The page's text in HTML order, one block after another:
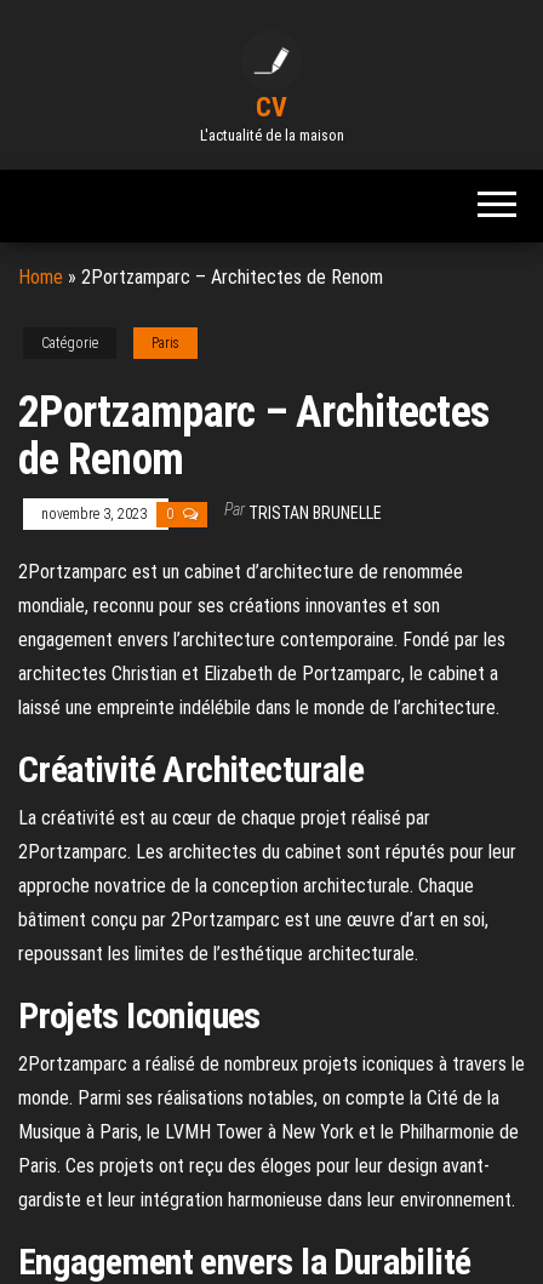
CV
L'actualité de la maison
Home » 2Portzamparc – Architectes de Renom
Catégorie Paris
2Portzamparc – Architectes
de Renom
novembre 3, 2023 0 ParTRISTAN BRUNELLE
2Portzamparc est un cabinet d’architecture de renommée
mondiale, reconnu pour ses créations innovantes et son
engagement envers l’architecture contemporaine. Fondé par les
architectes Christian et Elizabeth de Portzamparc, le cabinet a
laissé une empreinte indélébile dans le monde de l’architecture.
Créativité Architecturale
La créativité est au cœur de chaque projet réalisé par
2Portzamparc. Les architectes du cabinet sont réputés pour leur
approche novatrice de la conception architecturale. Chaque
bâtiment conçu par 2Portzamparc est une œuvre d’art en soi,
repoussant les limites de l’esthétique architecturale.
Projets Iconiques
2Portzamparc a réalisé de nombreux projets iconiques à travers le
monde. Parmi ses réalisations notables, on compte la Cité de la
Musique à Paris, le LVMH Tower à New York et le Philharmonie de
Paris. Ces projets ont reçu des éloges pour leur design avant-
gardiste et leur intégration harmonieuse dans leur environnement.
Engagement envers la Durabilité